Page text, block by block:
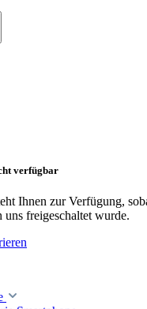
verfügbar
Ihnen zur Verfügung,
uns freigeschaltet wurde.